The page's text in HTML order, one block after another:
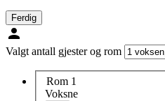
Ferdig
Valgt antall gjester og rom
Rom 1
Voksne